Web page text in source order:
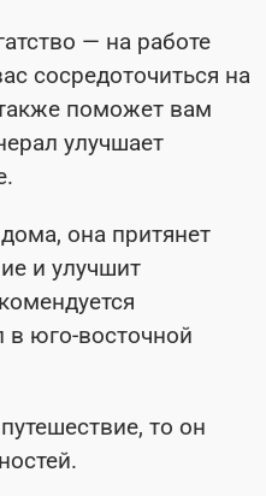
— на работе
сосредоточиться на
поможет вам
улучшает
она притянет
и улучшит
в юго-восточной
то он